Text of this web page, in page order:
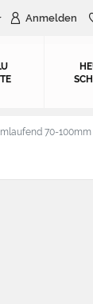
Anmelden
70-